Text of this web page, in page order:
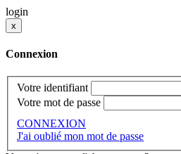
login
x
Connexion
Votre identifiant
Votre mot de passe
CONNEXION
J'ai oublié mon mot de passe